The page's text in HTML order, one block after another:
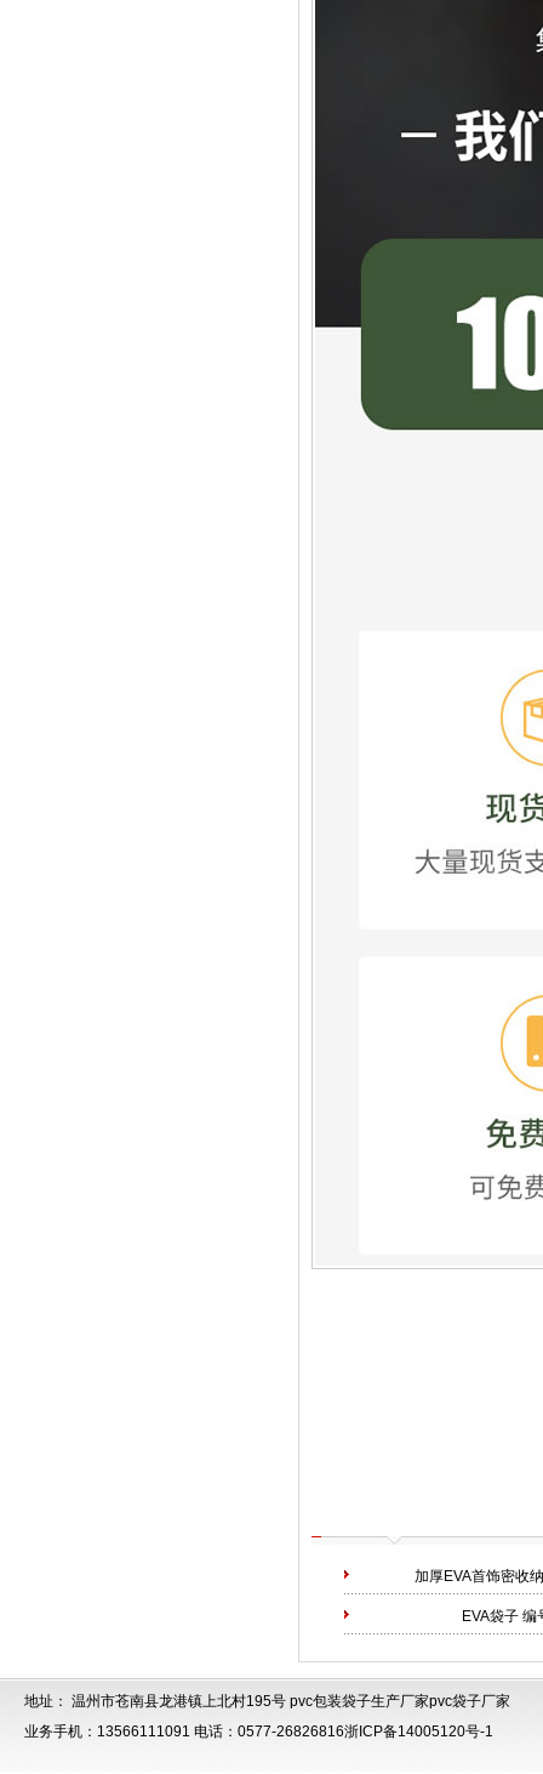
加厚EVA首饰密收
EVA袋子 编
地址： 温州市苍南县龙港镇上北村195号 pvc包装袋子生产厂家pvc袋子厂家
业务手机：13566111091 电话：0577-26826816浙ICP备14005120号-1